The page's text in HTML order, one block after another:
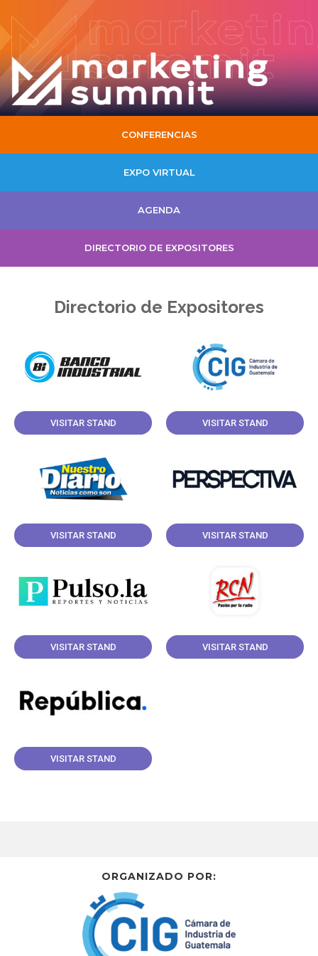
CONFERENCIAS
EXPO VIRTUAL
AGENDA
DIRECTORIO DE EXPOSITORES
Directorio de Expositores
VISITAR STAND VISITAR STAND
VISITAR STAND VISITAR STAND
VISITAR STAND VISITAR STAND
VISITAR STAND
ORGANIZADO POR:​